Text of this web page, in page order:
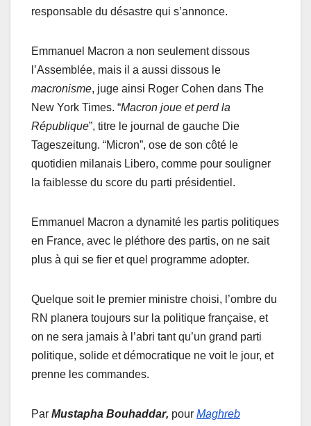
responsable du désastre qui s’annonce.
Emmanuel Macron a non seulement dissous
l’Assemblée, mais il a aussi dissous le
macronisme, juge ainsi Roger Cohen dans The
New York Times. “Macron joue et perd la
République”, titre le journal de gauche Die
Tageszeitung. “Micron”, ose de son côté le
quotidien milanais Libero, comme pour souligner
la faiblesse du score du parti présidentiel.
Emmanuel Macron a dynamité les partis politiques
en France, avec le pléthore des partis, on ne sait
plus à qui se fier et quel programme adopter.
Quelque soit le premier ministre choisi, l’ombre du
RN planera toujours sur la politique française, et
on ne sera jamais à l’abri tant qu’un grand parti
politique, solide et démocratique ne voit le jour, et
prenne les commandes.
Par Mustapha Bouhaddar, pour Maghreb